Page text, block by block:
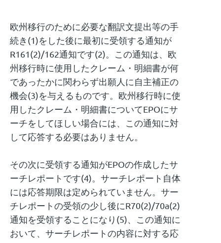
欧州移行のために必要な翻訳文提出等の手
続き(1)をした後に最初に受領する通知が
R161(2)/162通知です(2)。この通知は、欧
州移行時に使用したクレーム・明細書が何
であったかに関わらず出願人に自主補正の
機会(3)を与えるものです。欧州移行時に使
用したクレーム・明細書についてEPOにサ
ーチをしてほしい場合には、この通知に対
して応答する必要はありません。
その次に受領する通知がEPOの作成したサ
ーチレポートです(4)。サーチレポート自体
には応答期限は定められていません。サー
チレポートの受領の少し後にR70(2)/70a(2)
通知を受領することになり(5)、この通知に
おいて、サーチレポートの内容に対する応